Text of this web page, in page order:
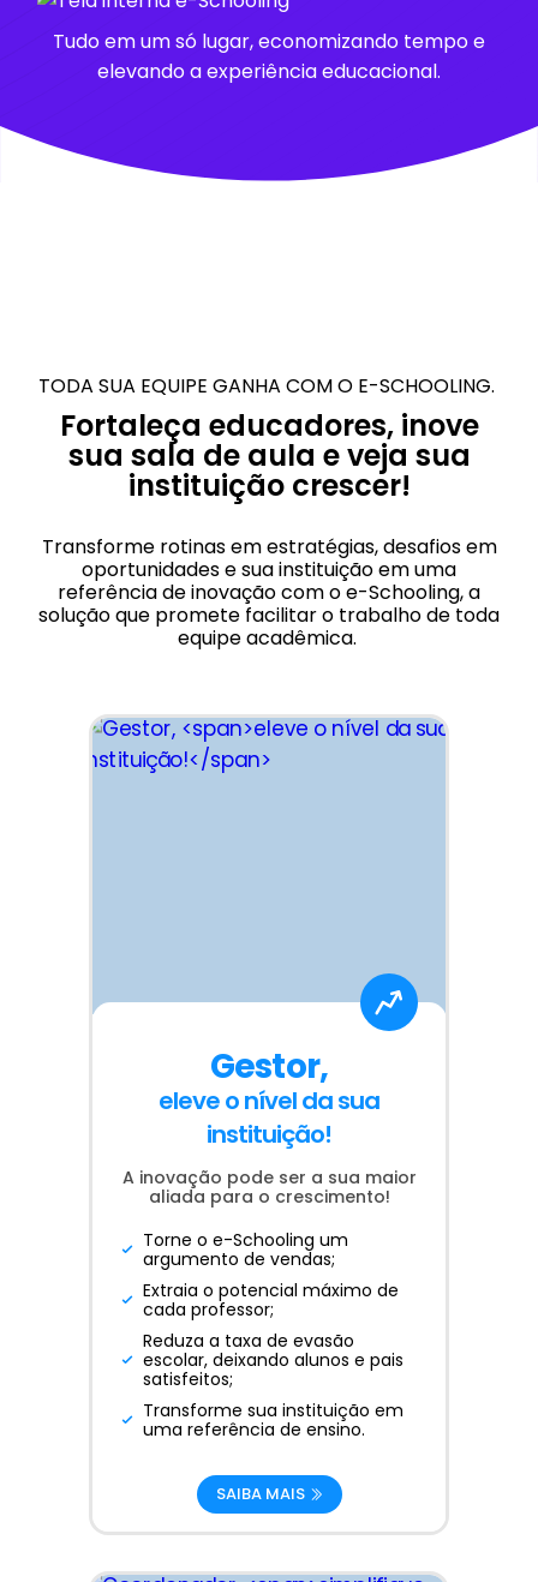
Tudo em um só lugar, economizando tempo e
elevando a experiência educacional.
TODA SUA EQUIPE GANHA COM O E-SCHOOLING.
Fortaleça educadores, inove
sua sala de aula e veja sua
instituição crescer!
Transforme rotinas em estratégias, desafios em
oportunidades e sua instituição em uma
referência de inovação com o e-Schooling, a
solução que promete facilitar o trabalho de toda
equipe acadêmica.
Gestor,
eleve o nível da sua
instituição!
A inovação pode ser a sua maior
aliada para o crescimento!
Torne o e-Schooling um
argumento de vendas;
Extraia o potencial máximo de
cada professor;
Reduza a taxa de evasão
escolar, deixando alunos e pais
satisfeitos;
Transforme sua instituição em
uma referência de ensino.
SAIBA MAIS